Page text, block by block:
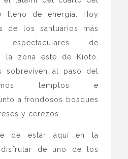
lleno de energía. Hoy
de los santuarios más
de
la zona este de Kioto.
sobreviven al paso del
templos e
a frondosos bosques
y cerezos.
de estar aquí en la
disfrutar de uno de los